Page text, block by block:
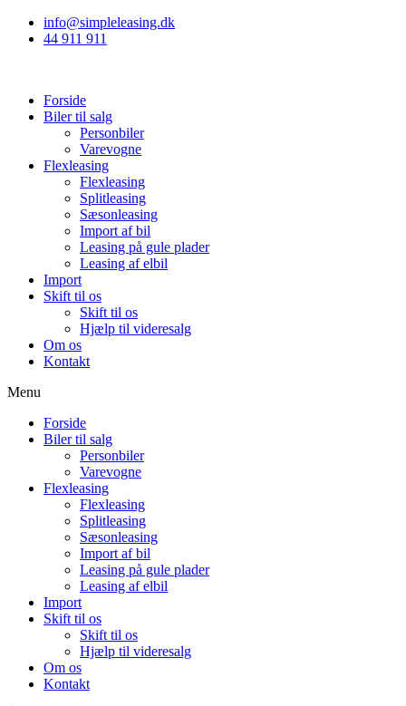
info@simpleleasing.dk
44 911 911
Forside
Biler til salg
Personbiler
Varevogne
Flexleasing
Flexleasing
Splitleasing
Sæsonleasing
Import af bil
Leasing på gule plader
Leasing af elbil
Import
Skift til os
Skift til os
Hjælp til videresalg
Om os
Kontakt
Menu
Forside
Biler til salg
Personbiler
Varevogne
Flexleasing
Flexleasing
Splitleasing
Sæsonleasing
Import af bil
Leasing på gule plader
Leasing af elbil
Import
Skift til os
Skift til os
Hjælp til videresalg
Om os
Kontakt